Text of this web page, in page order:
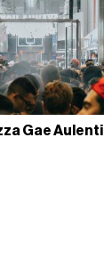
Gae Aulenti